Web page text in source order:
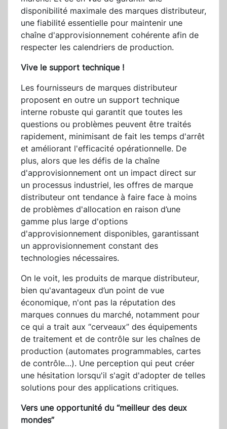
disponibilité maximale des marques distributeur,
une fiabilité essentielle pour maintenir une
chaîne d'approvisionnement cohérente afin de
respecter les calendriers de production.
Vive le support technique !
Les fournisseurs de marques distributeur
proposent en outre un support technique
interne robuste qui garantit que toutes les
questions ou problèmes peuvent être traités
rapidement, minimisant de fait les temps d'arrêt
et améliorant l'efficacité opérationnelle. De
plus, alors que les défis de la chaîne
d'approvisionnement ont un impact direct sur
un processus industriel, les offres de marque
distributeur ont tendance à faire face à moins
de problèmes d'allocation en raison d’une
gamme plus large d'options
d'approvisionnement disponibles, garantissant
un approvisionnement constant des
technologies nécessaires.
On le voit, les produits de marque distributeur,
bien qu'avantageux d’un point de vue
économique, n'ont pas la réputation des
marques connues du marché, notamment pour
ce qui a trait aux “cerveaux” des équipements
de traitement et de contrôle sur les chaînes de
production (automates programmables, cartes
de contrôle…). Une perception qui peut créer
une hésitation lorsqu'il s'agit d'adopter de telles
solutions pour des applications critiques.
Vers une opportunité du “meilleur des deux
mondes”